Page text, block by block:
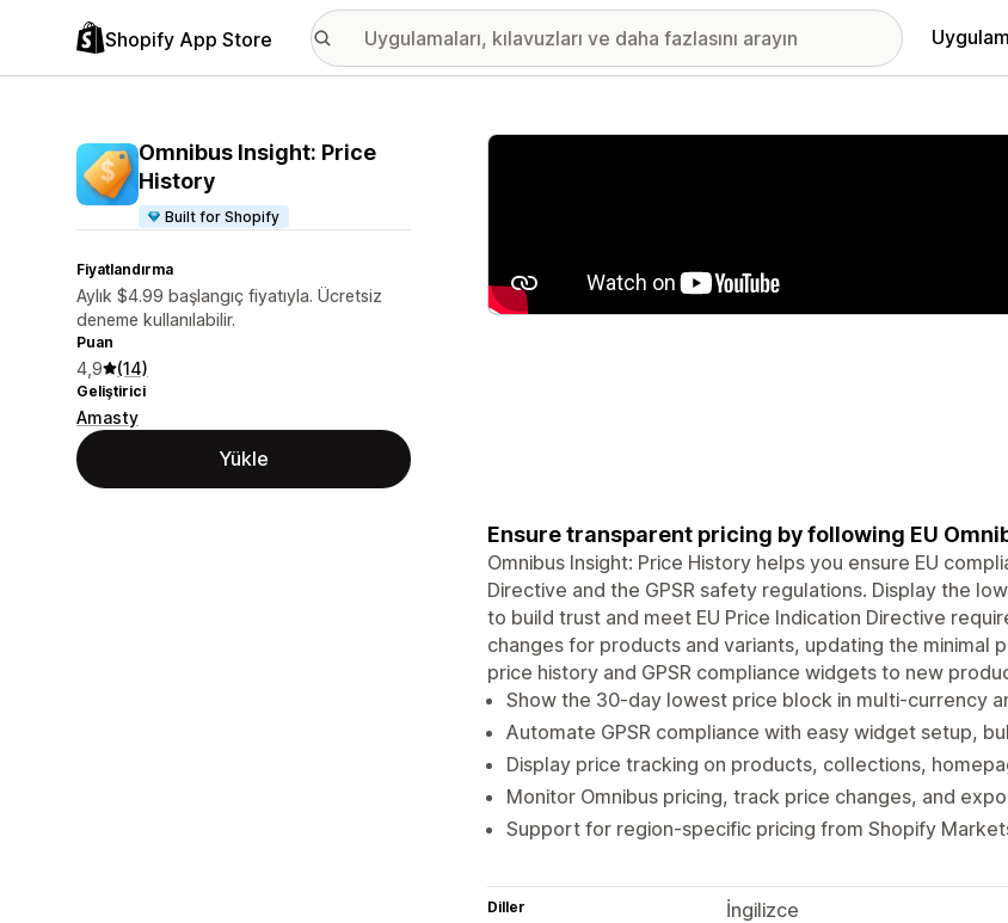
Shopify App Store
Omnibus Insight: Price
History
Built for Shopify
Fiyatlandırma
Aylık $4.99 başlangıç fiyatıyla. Ücretsiz
deneme kullanılabilir.
Puan
4,9 (14)
Geliştirici
Amasty
Yükle
Öne çıkan görsel galerisi
Ensure transparent pricing by following EU
Omnibus Insight: Price History helps you ensure EU
Directive and the GPSR safety regulations. Display the
to build trust and meet EU Price Indication Directive
changes for products and variants, updating the minimal
price history and GPSR compliance widgets to new
Show the 30-day lowest price block in multi-currency
Automate GPSR compliance with easy widget setup,
Display price tracking on products, collections,
Monitor Omnibus pricing, track price changes, and
Support for region-specific pricing from Shopify
Diller
İngilizce